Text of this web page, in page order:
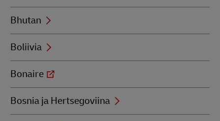
Bhutan
Boliivia
Bonaire
Bosnia ja Hertsegoviina